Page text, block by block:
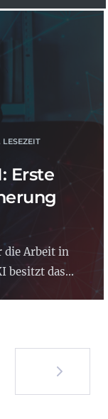
LESEZEIT
Erste
die Arbeit in
besitzt das...